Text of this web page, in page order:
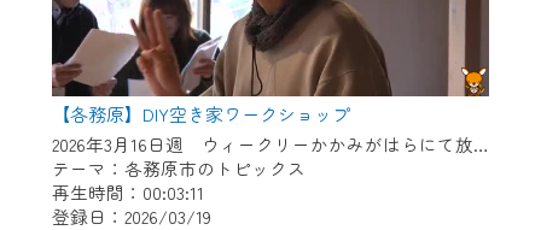
【各務原】DIY空き家ワークショップ
2026年3月16日週 ウィークリーかかみがはらにて放送
テーマ：各務原市のトピックス
再生時間：00:03:11
登録日：2026/03/19